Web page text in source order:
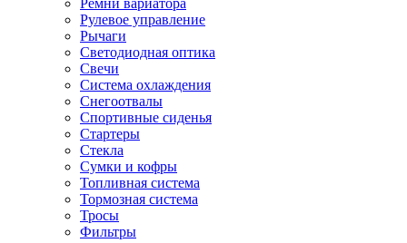
Рулевое управление
Рычаги
Светодиодная оптика
Свечи
Система охлаждения
Снегоотвалы
Спортивные сиденья
Стартеры
Стекла
Сумки и кофры
Топливная система
Тормозная система
Тросы
Фильтры